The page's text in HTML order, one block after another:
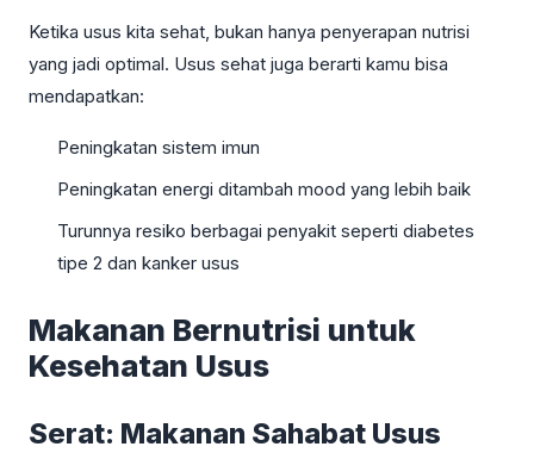
Ketika usus kita sehat, bukan hanya penyerapan nutrisi
yang jadi optimal. Usus sehat juga berarti kamu bisa
mendapatkan:
Peningkatan sistem imun
Peningkatan energi ditambah mood yang lebih baik
Turunnya resiko berbagai penyakit seperti diabetes
tipe 2 dan kanker usus
Makanan Bernutrisi untuk
Kesehatan Usus
Serat: Makanan Sahabat Usus